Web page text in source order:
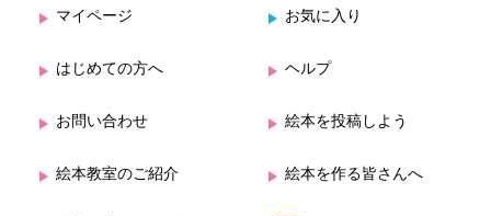
マイページ お気に入り
はじめての方へ ヘルプ
お問い合わせ 絵本を投稿しよう
絵本教室のご紹介 絵本を作る皆さんへ